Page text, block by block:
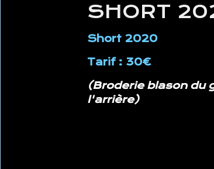
SHORT
Short 2020
Tarif : 30€
(Broderie blason du
l'arrière)